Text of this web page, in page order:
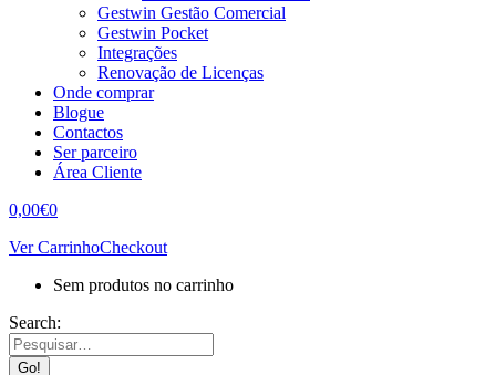
Gestwin Gestão Comercial
Gestwin Pocket
Integrações
Renovação de Licenças
Onde comprar
Blogue
Contactos
Ser parceiro
Área Cliente
0,00€0
Ver CarrinhoCheckout
Sem produtos no carrinho
Search: